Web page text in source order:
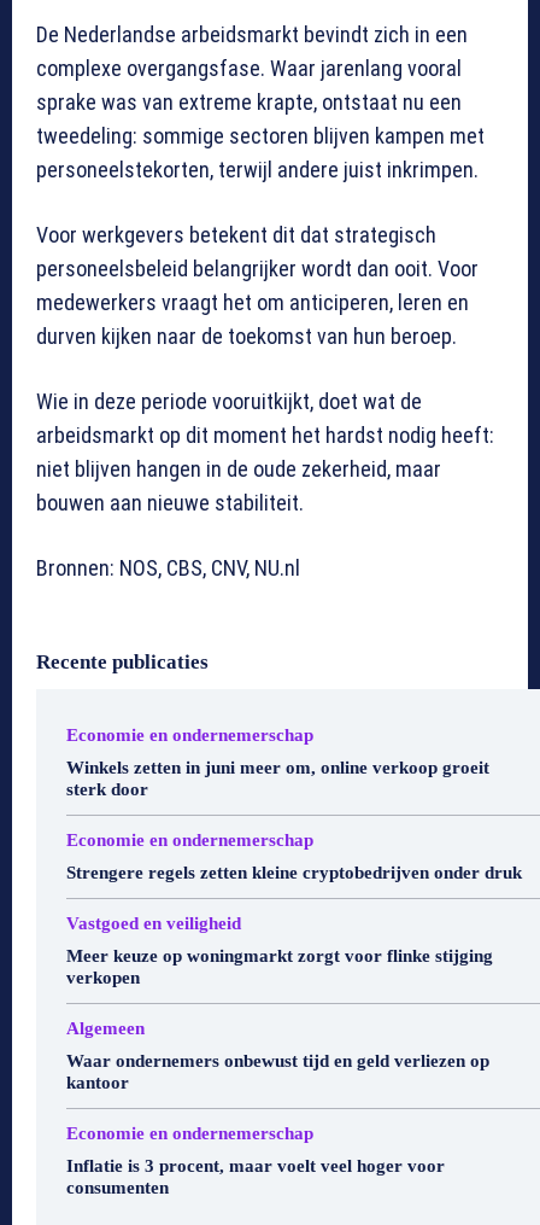
De Nederlandse arbeidsmarkt bevindt zich in een
complexe overgangsfase. Waar jarenlang vooral
sprake was van extreme krapte, ontstaat nu een
tweedeling: sommige sectoren blijven kampen met
personeelstekorten, terwijl andere juist inkrimpen.
Voor werkgevers betekent dit dat strategisch
personeelsbeleid belangrijker wordt dan ooit. Voor
medewerkers vraagt het om anticiperen, leren en
durven kijken naar de toekomst van hun beroep.
Wie in deze periode vooruitkijkt, doet wat de
arbeidsmarkt op dit moment het hardst nodig heeft:
niet blijven hangen in de oude zekerheid, maar
bouwen aan nieuwe stabiliteit.
Bronnen: NOS, CBS, CNV, NU.nl
Recente publicaties
Economie en ondernemerschap
Winkels zetten in juni meer om, online verkoop groeit
sterk door
Economie en ondernemerschap
Strengere regels zetten kleine cryptobedrijven onder druk
Vastgoed en veiligheid
Meer keuze op woningmarkt zorgt voor flinke stijging
verkopen
Algemeen
Waar ondernemers onbewust tijd en geld verliezen op
kantoor
Economie en ondernemerschap
Inflatie is 3 procent, maar voelt veel hoger voor
consumenten